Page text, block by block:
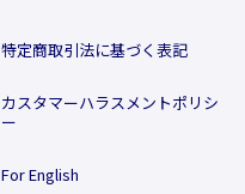
特定商取引法に基づく表記
カスタマーハラスメントポリシ
ー
For English